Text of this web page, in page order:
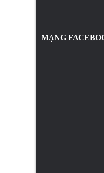
MẠNG